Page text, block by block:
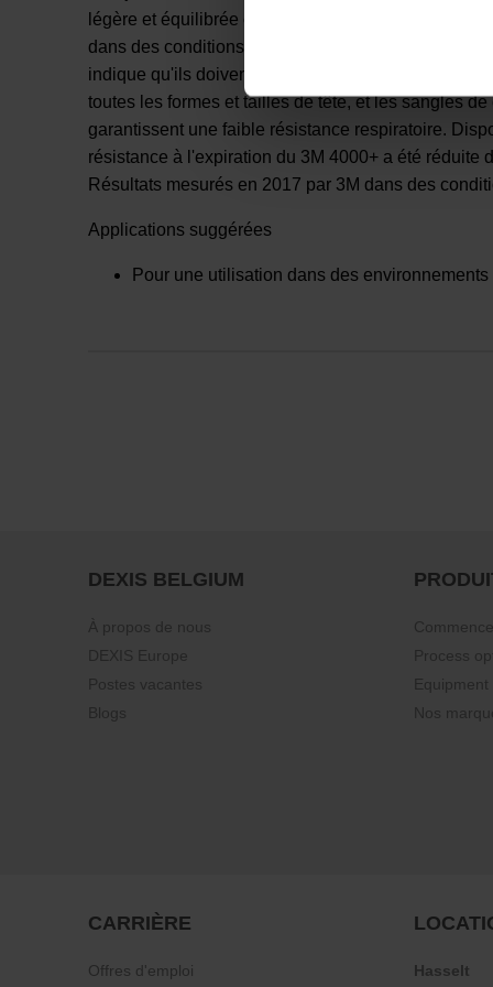
légère et équilibrée comporte une soupape
dans des conditions chaudes et humides. Les
indique qu'ils doivent être remplacés ou jusqu'à ce
toutes les formes et tailles de tête, et les sangles
garantissent une faible résistance respiratoire.
résistance à l'expiration du 3M 4000+ a été réduite
Résultats mesurés en 2017 par 3M dans des
Applications suggérées
Pour une utilisation dans des
DEXIS BELGIUM
À propos de nous
DEXIS Europe
Postes vacantes
Blogs
Process
Nos
CARRIÈRE
Offres d'emploi Hasselt